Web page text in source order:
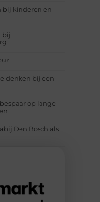
bij kinderen en
bij
denken bij een
op lange
Den Bosch als